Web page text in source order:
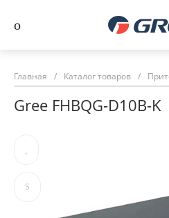
Главная / Каталог товаров /
Gree FHBQG-D10B-K